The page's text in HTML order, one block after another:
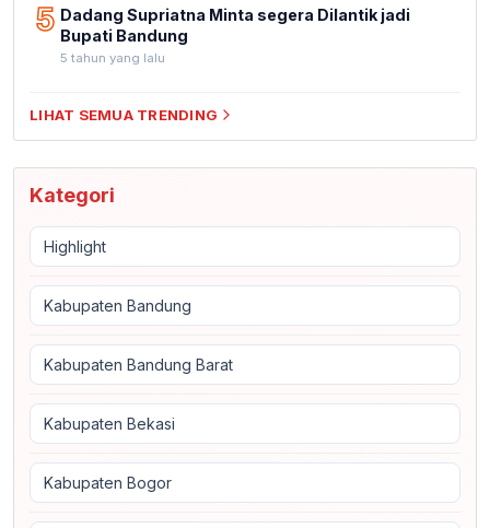
5 Dadang Supriatna Minta segera Dilantik jadi
Bupati Bandung
5 tahun yang lalu
LIHAT SEMUA TRENDING
Kategori
Highlight
Kabupaten Bandung
Kabupaten Bandung Barat
Kabupaten Bekasi
Kabupaten Bogor